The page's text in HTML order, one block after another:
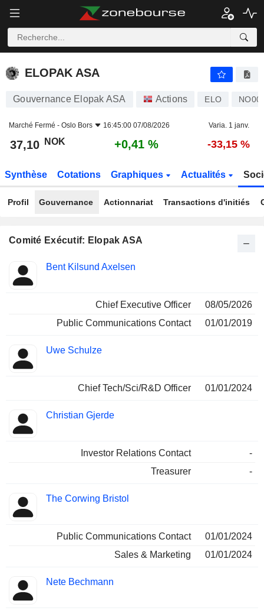
ELOPAK ASA
ELOPAK ASA
Gouvernance Elopak ASA Actions ELO
Marché Fermé - Oslo Bors 16:45:00 07/08/2026 Varia. 1 janv.
37,10 NOK +0,41 % -33,15 %
Synthèse Cotations Graphiques Actualités
Profil Gouvernance Actionnariat Transactions d'initiés
Comité Exécutif: Elopak ASA
Dirigeant
Fonctions
Bent Kilsund Axelsen
Chief Executive Officer
08/05/2026
Public Communications Contact
01/01/2019
Uwe Schulze
Chief Tech/Sci/R&D Officer 01/01/2024
Christian Gjerde
Investor Relations Contact
-
Treasurer
-
The Corwing Bristol
Public Communications Contact
01/01/2024
Sales & Marketing
01/01/2024
Nete Bechmann